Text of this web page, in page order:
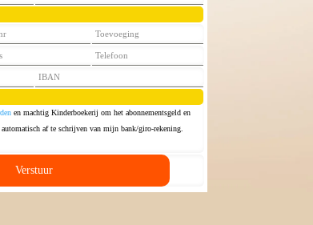
en machtig Kinderboekerij om het abonnementsgeld en
af te schrijven van mijn bank/giro-rekening.
Verstuur